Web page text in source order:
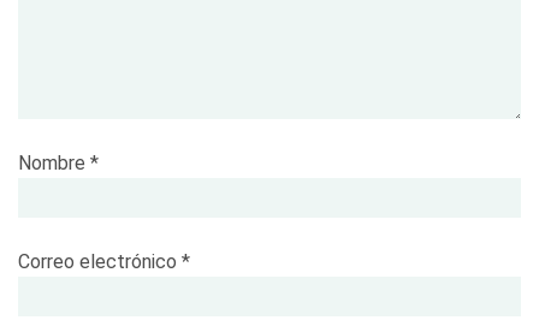
Nombre *
Correo electrónico *